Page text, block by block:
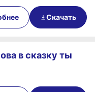
Скачать
в сказку ты